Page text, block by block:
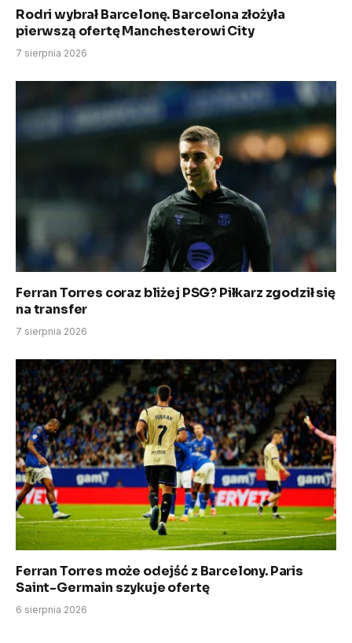
Rodri wybrał Barcelonę. Barcelona złożyła
pierwszą ofertę Manchesterowi City
7 sierpnia 2026
Ferran Torres coraz bliżej PSG? Piłkarz zgodził się
na transfer
7 sierpnia 2026
Ferran Torres może odejść z Barcelony. Paris
Saint-Germain szykuje ofertę
6 sierpnia 2026